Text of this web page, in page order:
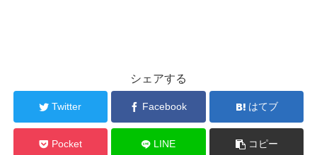
シェアする
Twitter Facebook はてブ
Pocket LINE コピー